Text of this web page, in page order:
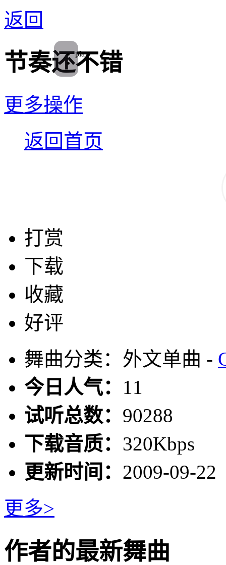
返回
节奏还不错
更多操作
返回首页
打赏
下载
收藏
好评
舞曲分类：外文单曲 -
今日人气： 11
试听总数： 90288
下载音质： 320Kbps
更新时间： 2009-09-22
更多>
作者的最新舞曲
play